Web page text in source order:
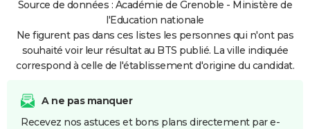
Source de données : Académie de Grenoble - Ministère de
l'Education nationale
Ne figurent pas dans ces listes les personnes qui n'ont pas
souhaité voir leur résultat au BTS publié. La ville indiquée
correspond à celle de l'établissement d'origine du candidat.
A ne pas manquer
Recevez nos astuces et bons plans directement par e-